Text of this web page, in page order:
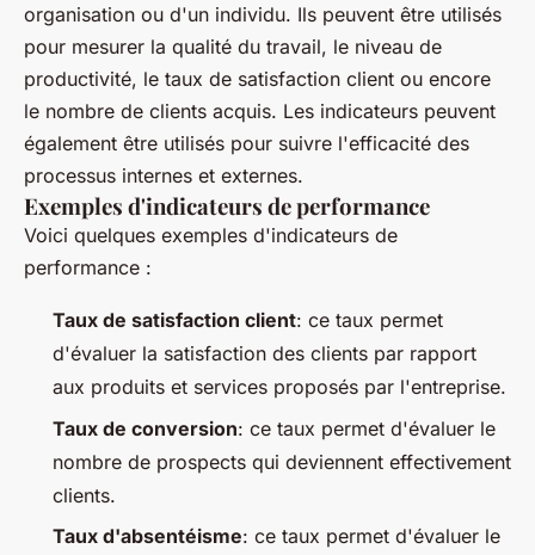
organisation ou d'un individu. Ils peuvent être utilisés
pour mesurer la qualité du travail, le niveau de
productivité, le taux de satisfaction client ou encore
le nombre de clients acquis. Les indicateurs peuvent
également être utilisés pour suivre l'efficacité des
processus internes et externes.
Exemples d'indicateurs de performance
Voici quelques exemples d'indicateurs de
performance :
Taux de satisfaction client: ce taux permet
d'évaluer la satisfaction des clients par rapport
aux produits et services proposés par l'entreprise.
Taux de conversion: ce taux permet d'évaluer le
nombre de prospects qui deviennent effectivement
clients.
Taux d'absentéisme: ce taux permet d'évaluer le